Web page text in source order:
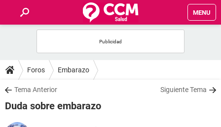
MENU
FOROS
SALUD
Foros Embarazo
Tema Anterior Siguiente Tema
Duda sobre embarazo